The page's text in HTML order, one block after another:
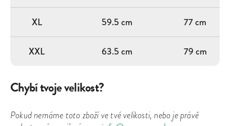
XL 59.5 cm 77 cm
XXL 63.5 cm 79 cm
Chybí tvoje velikost?
Pokud nemáme toto zboží ve tvé velikosti, nebo je právě